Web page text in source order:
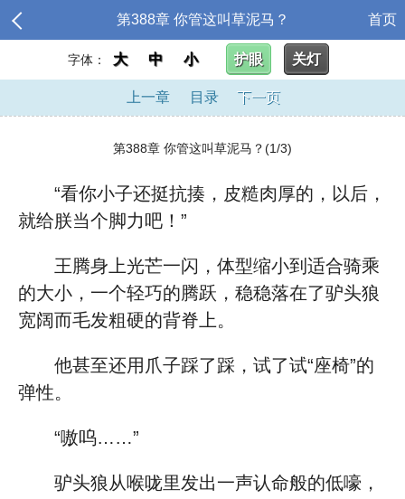
第388章 你管这叫草泥马？ 首页
字体： 大 中 小 护眼 关灯
上一章 目录 下一页
第388章 你管这叫草泥马？(1/3)
“看你小子还挺抗揍，皮糙肉厚的，以后，
就给朕当个脚力吧！”
王腾身上光芒一闪，体型缩小到适合骑乘
的大小，一个轻巧的腾跃，稳稳落在了驴头狼
宽阔而毛发粗硬的背脊上。
他甚至还用爪子踩了踩，试了试“座椅”的
弹性。
“嗷呜……”
驴头狼从喉咙里发出一声认命般的低嚎，